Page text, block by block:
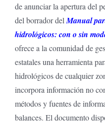
de anunciar la apertura del
del borrador del Manual
hidrológicos: con o sin
ofrece a la comunidad de
estatales una herramienta
hidrológicos de cualquier
incorpora información no
métodos y fuentes de
balances. El documento